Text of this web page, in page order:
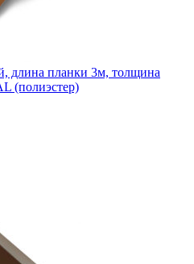
длина планки 3м, толщина
(полиэстер)